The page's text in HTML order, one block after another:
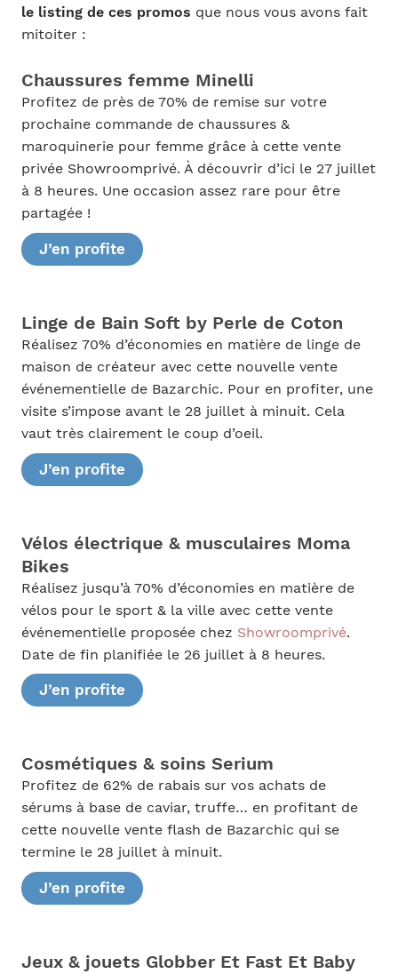
le listing de ces promos que nous vous avons fait
mitoiter :
Chaussures femme Minelli
Profitez de près de 70% de remise sur votre
prochaine commande de chaussures &
maroquinerie pour femme grâce à cette vente
privée Showroomprivé. À découvrir d’ici le 27 juillet
à 8 heures. Une occasion assez rare pour être
partagée !
J’en profite
Linge de Bain Soft by Perle de Coton
Réalisez 70% d’économies en matière de linge de
maison de créateur avec cette nouvelle vente
événementielle de Bazarchic. Pour en profiter, une
visite s’impose avant le 28 juillet à minuit. Cela
vaut très clairement le coup d’oeil.
J’en profite
Vélos électrique & musculaires Moma
Bikes
Réalisez jusqu’à 70% d’économies en matière de
vélos pour le sport & la ville avec cette vente
événementielle proposée chez Showroomprivé.
Date de fin planifiée le 26 juillet à 8 heures.
J’en profite
Cosmétiques & soins Serium
Profitez de 62% de rabais sur vos achats de
sérums à base de caviar, truffe… en profitant de
cette nouvelle vente flash de Bazarchic qui se
termine le 28 juillet à minuit.
J’en profite
Jeux & jouets Globber Et Fast Et Baby